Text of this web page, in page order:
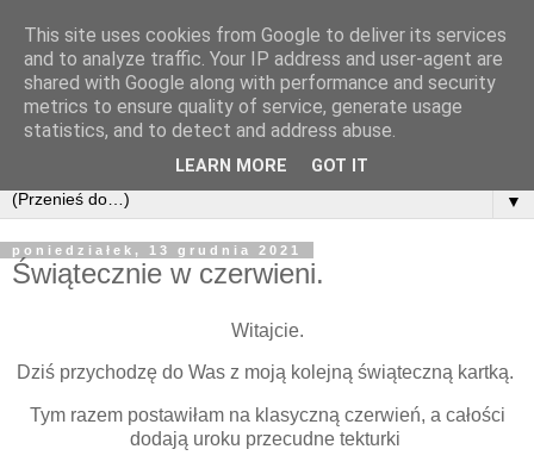
▼
poniedziałek, 13 grudnia 2021
Świątecznie w czerwieni.
Witajcie.
Dziś przychodzę do Was z moją kolejną świąteczną kartką.
Tym razem postawiłam na klasyczną czerwień, a całości
dodają uroku przecudne tekturki
This site uses cookies from Google to deliver its services
and to analyze traffic. Your IP address and user-agent are
shared with Google along with performance and security
metrics to ensure quality of service, generate usage
statistics, and to detect and address abuse.
LEARN MORE GOT IT